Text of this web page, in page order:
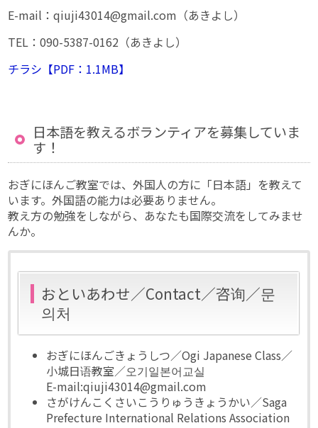
E-mail：qiuji43014@gmail.com（あきよし）
TEL：090-5387-0162（あきよし）
チラシ【PDF：1.1MB】
日本語を教えるボランティアを募集していま
す！
おぎにほんご教室では、外国人の方に「日本語」を教えて
います。外国語の能力は必要ありません。
教え方の勉強をしながら、あなたも国際交流をしてみませ
んか。
おといあわせ／Contact／咨询／문
의처
おぎにほんごきょうしつ／Ogi Japanese Class／
小城日语教室／오기일본어교실
E-mail:qiuji43014@gmail.com
さがけんこくさいこうりゅうきょうかい／Saga
Prefecture International Relations Association